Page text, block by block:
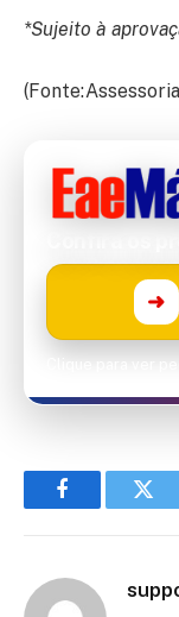
*Sujeito à
➜
Facebook